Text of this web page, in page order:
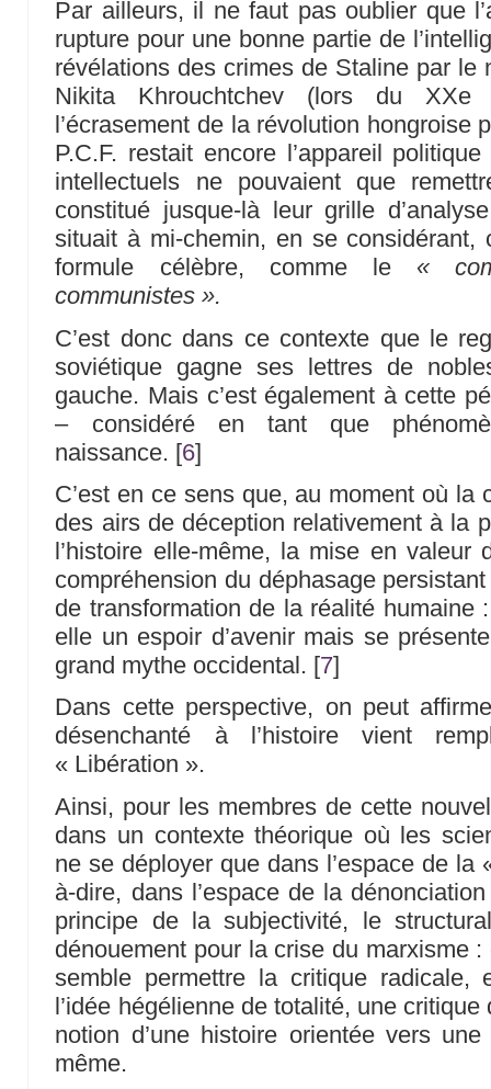
Par ailleurs, il ne faut pas oublier que
rupture pour une bonne partie de
révélations des crimes de Staline par le
Nikita Khrouchtchev (lors du
l’écrasement de la révolution hongroise
P.C.F. restait encore l’appareil
intellectuels ne pouvaient que
constitué jusque-là leur grille
situait à mi-chemin, en se considérant,
formule célèbre, comme le «
communistes ».
C’est donc dans ce contexte que le
soviétique gagne ses lettres de
gauche. Mais c’est également à cette
– considéré en tant que
naissance. [6]
C’est en ce sens que, au moment où la
des airs de déception relativement à la
l’histoire elle-même, la mise en valeur
compréhension du déphasage
de transformation de la réalité humaine
elle un espoir d’avenir mais se
grand mythe occidental. [7]
Dans cette perspective, on peut
désenchanté à l’histoire vient
« Libération ».
Ainsi, pour les membres de cette
dans un contexte théorique où les
ne se déployer que dans l’espace de la
à-dire, dans l’espace de la
principe de la subjectivité, le
dénouement pour la crise du marxisme :
semble permettre la critique radicale,
l’idée hégélienne de totalité, une
notion d’une histoire orientée vers
même.